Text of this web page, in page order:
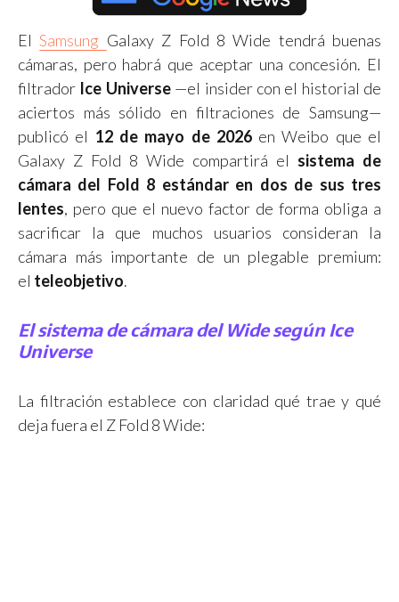
ElSamsung Galaxy Z Fold 8 Wide tendrá buenas
cámaras, pero habrá que aceptar una concesión. El
filtrador Ice Universe—el insider con el historial de
aciertos más sólido en filtraciones de Samsung—
publicó el 12 de mayo de 2026en Weibo que el
Galaxy Z Fold 8 Wide compartirá el sistema de
cámara del Fold 8 estándar en dos de sus tres
lentes, pero que el nuevo factor de forma obliga a
sacrificar la que muchos usuarios consideran la
cámara más importante de un plegable premium:
el teleobjetivo.
El sistema de cámara del Wide según Ice
Universe
La filtración establece con claridad qué trae y qué
deja fuera el Z Fold 8 Wide: